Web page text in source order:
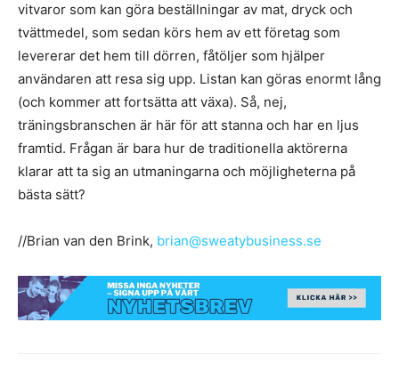
vitvaror som kan göra beställningar av mat, dryck och
tvättmedel, som sedan körs hem av ett företag som
levererar det hem till dörren, fåtöljer som hjälper
användaren att resa sig upp. Listan kan göras enormt lång
(och kommer att fortsätta att växa). Så, nej,
träningsbranschen är här för att stanna och har en ljus
framtid. Frågan är bara hur de traditionella aktörerna
klarar att ta sig an utmaningarna och möjligheterna på
bästa sätt?
//Brian van den Brink, brian@sweatybusiness.se